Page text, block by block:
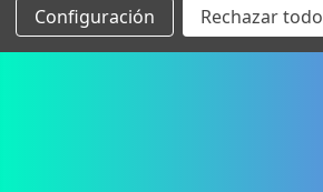
Configuración Rechazar todo